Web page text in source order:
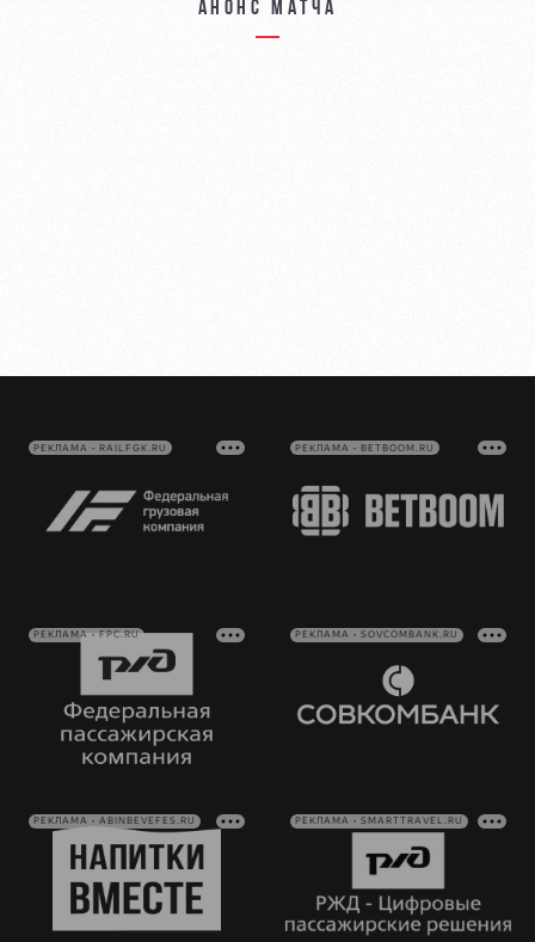
Анонс матча
РЕКЛАМА • RAILFGK.RU РЕКЛАМА • BETBOOM.RU
РЕКЛАМА • FPC.RU РЕКЛАМА • SOVCOMBANK.RU
РЕКЛАМА • ABINBEVEFES.RU РЕКЛАМА • SMARTTRAVEL.RU